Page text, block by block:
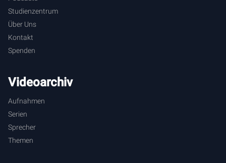
Studienzentrum
Über Uns
Kontakt
Spenden
Videoarchiv
Aufnahmen
Serien
Sprecher
Themen